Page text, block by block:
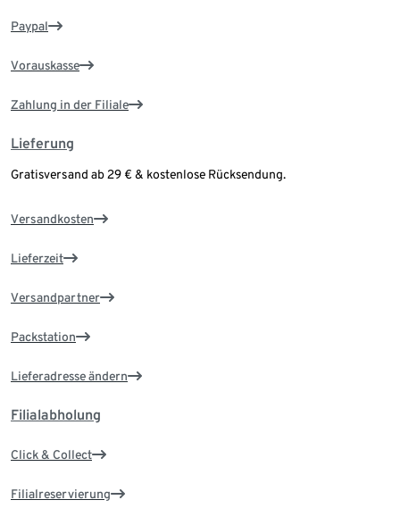
Paypal
Vorauskasse
Zahlung in der Filiale
Lieferung
Gratisversand ab 29 € & kostenlose Rücksendung.
Versandkosten
Lieferzeit
Versandpartner
Packstation
Lieferadresse ändern
Filialabholung
Click & Collect
Filialreservierung